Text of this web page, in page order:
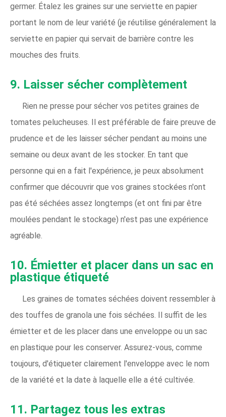
germer. Étalez les graines sur une serviette en papier
portant le nom de leur variété (je réutilise généralement la
serviette en papier qui servait de barrière contre les
mouches des fruits.
9. Laisser sécher complètement
Rien ne presse pour sécher vos petites graines de
tomates pelucheuses. Il est préférable de faire preuve de
prudence et de les laisser sécher pendant au moins une
semaine ou deux avant de les stocker. En tant que
personne qui en a fait l'expérience, je peux absolument
confirmer que découvrir que vos graines stockées n'ont
pas été séchées assez longtemps (et ont fini par être
moulées pendant le stockage) n'est pas une expérience
agréable.
10. Émietter et placer dans un sac en
plastique étiqueté
Les graines de tomates séchées doivent ressembler à
des touffes de granola une fois séchées. Il suffit de les
émietter et de les placer dans une enveloppe ou un sac
en plastique pour les conserver. Assurez-vous, comme
toujours, d'étiqueter clairement l'enveloppe avec le nom
de la variété et la date à laquelle elle a été cultivée.
11. Partagez tous les extras